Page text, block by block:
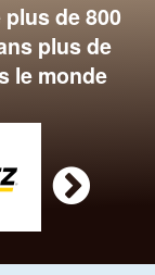
de 800
plus de
le monde
